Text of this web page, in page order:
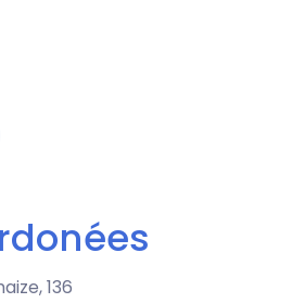
136